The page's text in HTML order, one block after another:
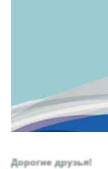
Дорогие друзья!